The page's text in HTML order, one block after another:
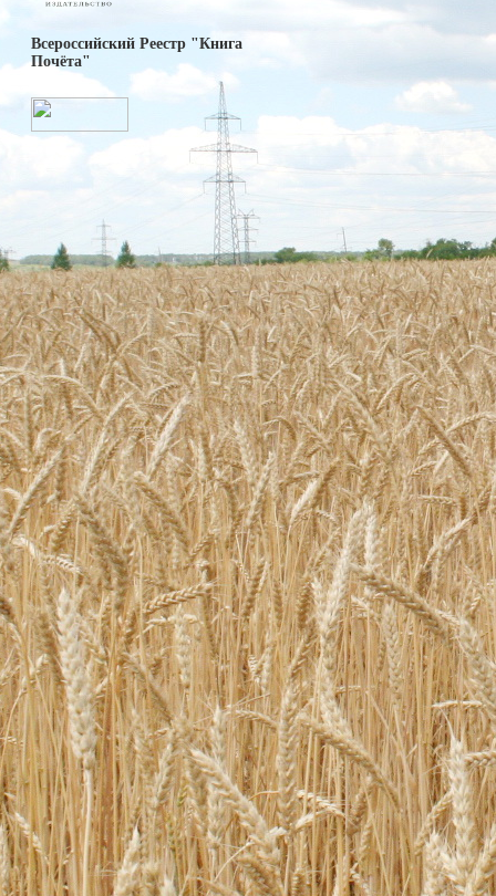
Всероссийский Реестр "Книга
Почёта"